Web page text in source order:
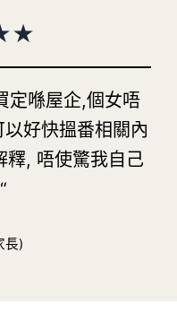
★
定喺屋企,個女唔
好快搵番相關內
釋, 唔使驚我自己
長)